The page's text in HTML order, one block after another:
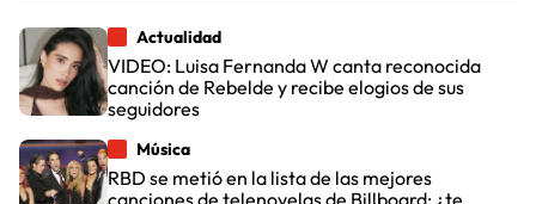
Actualidad
VIDEO: Luisa Fernanda W canta reconocida
canción de Rebelde y recibe elogios de sus
seguidores
Música
RBD se metió en la lista de las mejores
canciones de telenovelas de Billboard; ¿te